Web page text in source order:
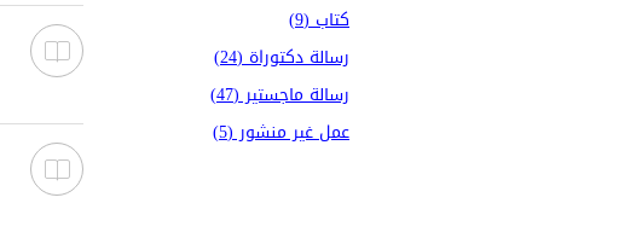
كتاب (9)
رسالة دكتوراة (24)
رسالة ماجستير (47)
عمل غير منشور (5)